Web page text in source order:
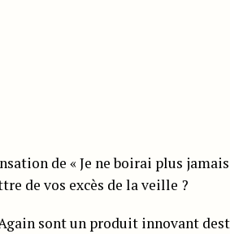
de « Je ne boirai plus
de vos excès de la veille ?
sont un produit innovant